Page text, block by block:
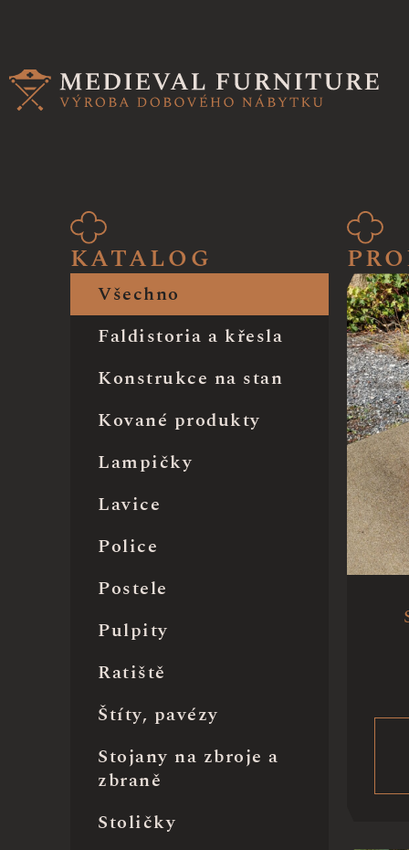
KATALOG
Všechno
Faldistoria a křesla
Konstrukce na stan
Kované produkty
Lampičky
Lavice
Police
Postele
Pulpity
Ratiště
Štíty, pavézy
Stojany na zbroje a
zbraně
Stoličky